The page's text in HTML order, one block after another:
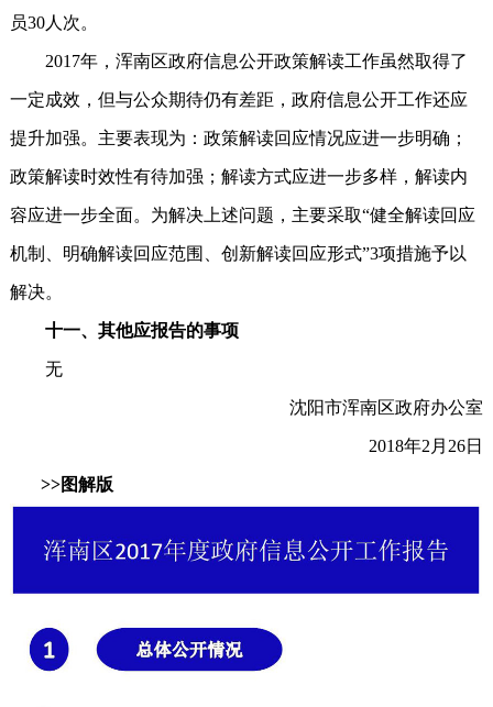
员30人次。
2017年，浑南区政府信息公开政策解读工作虽然取得了
一定成效，但与公众期待仍有差距，政府信息公开工作还应
提升加强。主要表现为：政策解读回应情况应进一步明确；
政策解读时效性有待加强；解读方式应进一步多样，解读内
容应进一步全面。为解决上述问题，主要采取“健全解读回应
机制、明确解读回应范围、创新解读回应形式”3项措施予以
解决。
十一、其他应报告的事项
无
沈阳市浑南区政府办公室
2018年2月26日
>>图解版